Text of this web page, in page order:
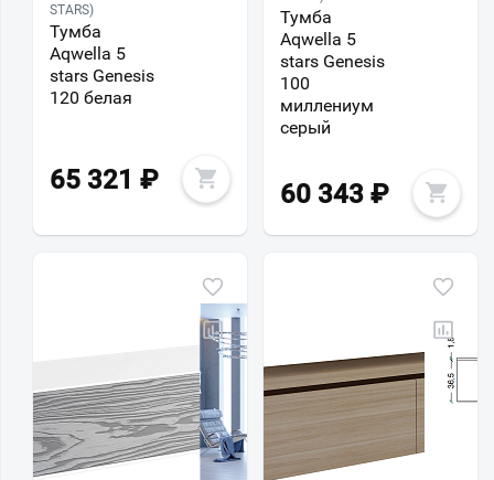
STARS)
Тумба
Aqwella 5
stars Genesis
120 белая
65 321 ₽
Тумба
Aqwella 5
stars Genesis
100
миллениум
серый
60 343 ₽